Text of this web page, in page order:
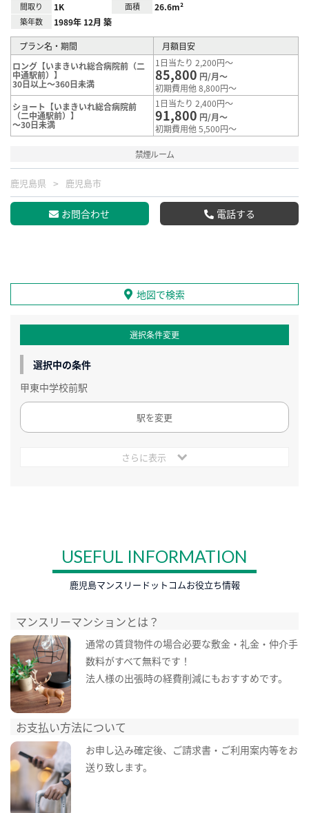
間取り 1K 面積 26.6m²
築年数 1989年 12月 築
プラン名・期間
月額目安
ロング【いまきいれ総合病院前（二
中通駅前）】
30日以上～360日未満
1日当たり 2,200円～
85,800 円/月～
初期費用他 8,800円～
ショート【いまきいれ総合病院前
（二中通駅前）】
～30日未満
1日当たり 2,400円～
91,800 円/月～
初期費用他 5,500円～
禁煙ルーム
鹿児島県 鹿児島市
お問合わせ 電話する
地図で検索
選択条件変更
選択中の条件
甲東中学校前駅
駅を変更
さらに表示
USEFUL INFORMATION
鹿児島マンスリードットコムお役立ち情報
マンスリーマンションとは？
通常の賃貸物件の場合必要な敷金・礼金・仲介手
数料がすべて無料です！
法人様の出張時の経費削減にもおすすめです。
お支払い方法について
お申し込み確定後、ご請求書・ご利用案内等をお
送り致します。